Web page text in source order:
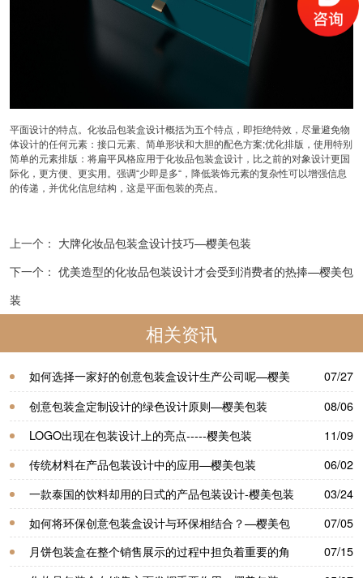
平面设计的特点。化妆品包装盒设计概括为五个特点，即拒绝特效，尽量避免物
体设计的任何元素：接口元素、简单形状和大胆的配色方案;优化排版，使用特别
简单的元素排版：将扁平风格应用于化妆品包装盒设计，比之前的对象设计更国
际化，更方便、更实用。强调“少即是多“，降低装饰元素的复杂性可以增强信息
的传递，并优化信息结构，这是平面包装的亮点。
上一个： 大牌化妆品包装盒设计技巧—樱美包装
下一个： 优美造型的化妆品包装设计才会受到消费者的热捧—樱美包
装
相关资讯
如何选择一家好的创意包装盒设计生产公司呢—樱美
包装
07/27
创意包装盒定制设计的绿色设计原则—樱美包装
08/06
LOGO出现在包装设计上的亮点-----樱美包装
11/09
传统材料在产品包装设计中的应用—樱美包装
06/02
一款泰国的饮料却用的日式的产品包装设计-樱美包装
03/24
如何将环保创意包装盒设计与环保相结合？—樱美包
装
07/05
月饼包装盒​在整个销售展示的过程中担负着重要的角
07/15